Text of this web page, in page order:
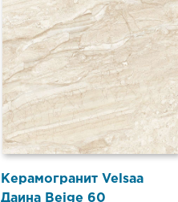
Керамогранит Velsaa
Даина Beige 60